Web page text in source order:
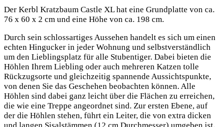
Der Kerbl Kratzbaum Castle XL hat eine Grundplatte von ca.
76 x 60 x 2 cm und eine Höhe von ca. 198 cm.
Durch sein schlossartiges Aussehen handelt es sich um einen
echten Hingucker in jeder Wohnung und selbstverständlich
um den Lieblingsplatz für alle Stubentiger. Dabei bieten die
Höhlen Ihrem Liebling oder auch mehreren Katzen tolle
Rückzugsorte und gleichzeitig spannende Aussichtspunkte,
von denen Sie das Geschehen beobachten können. Alle
Höhlen sind dabei ganz leicht über die Flächen zu erreichen,
die wie eine Treppe angeordnet sind. Zur ersten Ebene, auf
der die Höhlen stehen, führt ein Leiter, die von extra dicken